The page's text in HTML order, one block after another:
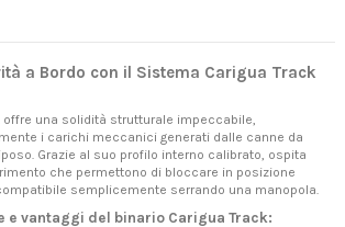
a Bordo con il Sistema Carigua Track
offre una solidità strutturale impeccabile,
i carichi meccanici generati dalle canne da
Grazie al suo profilo interno calibrato, ospita
che permettono di bloccare in posizione
semplicemente serrando una manopola.
e vantaggi del binario Carigua Track: